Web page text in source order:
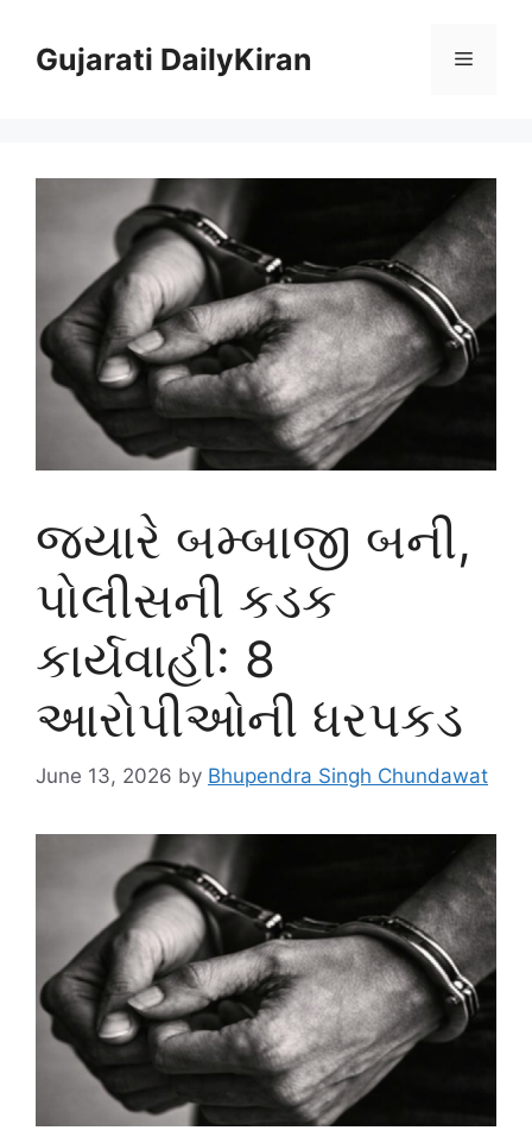
contentGujarati DailyKiran Menu
જયારે બમ્બાજી બની,
પોલીસની કડક
કાર્યવાહી: 8
આરોપીઓની ધરપકડ
June 13, 2026 by Bhupendra Singh Chundawat